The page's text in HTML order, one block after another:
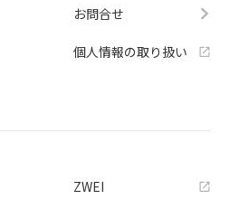
お問合せ
個人情報の取り扱い
ZWEI